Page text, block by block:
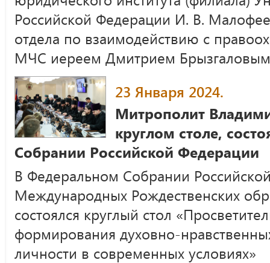
Российской Федерации И. В.
отдела по взаимодействию с
МЧС иереем Дмитрием Брызгаловым
23 Января 2024.
Митрополит
круглом столе,
Собрании Российской Федерации
В Федеральном Собрании
Международных Рождественских
состоялся круглый стол
формирования духовно-
личности в современных условиях»